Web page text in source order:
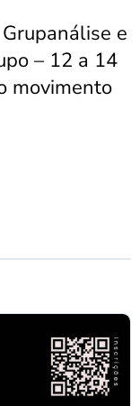
e
– 12 a 14
movimento